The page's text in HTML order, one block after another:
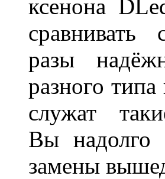
ксенона
разы
разного
служат
Вы надолго
замены